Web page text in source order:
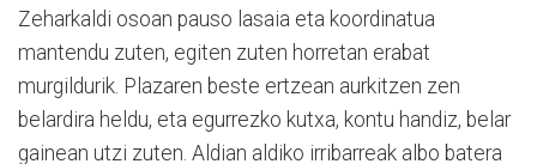
Zeharkaldi osoan pauso lasaia eta koordinatua
mantendu zuten, egiten zuten horretan erabat
murgildurik. Plazaren beste ertzean aurkitzen zen
belardira heldu, eta egurrezko kutxa, kontu handiz, belar
gainean utzi zuten. Aldian aldiko irribarreak albo batera